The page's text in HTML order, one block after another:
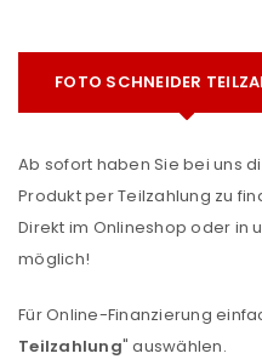
FOTO SCHNEIDER
Ab sofort haben Sie bei uns
Produkt per Teilzahlung zu
Direkt im Onlineshop oder in
möglich!
Für Online-Finanzierung
Teilzahlung" auswählen.